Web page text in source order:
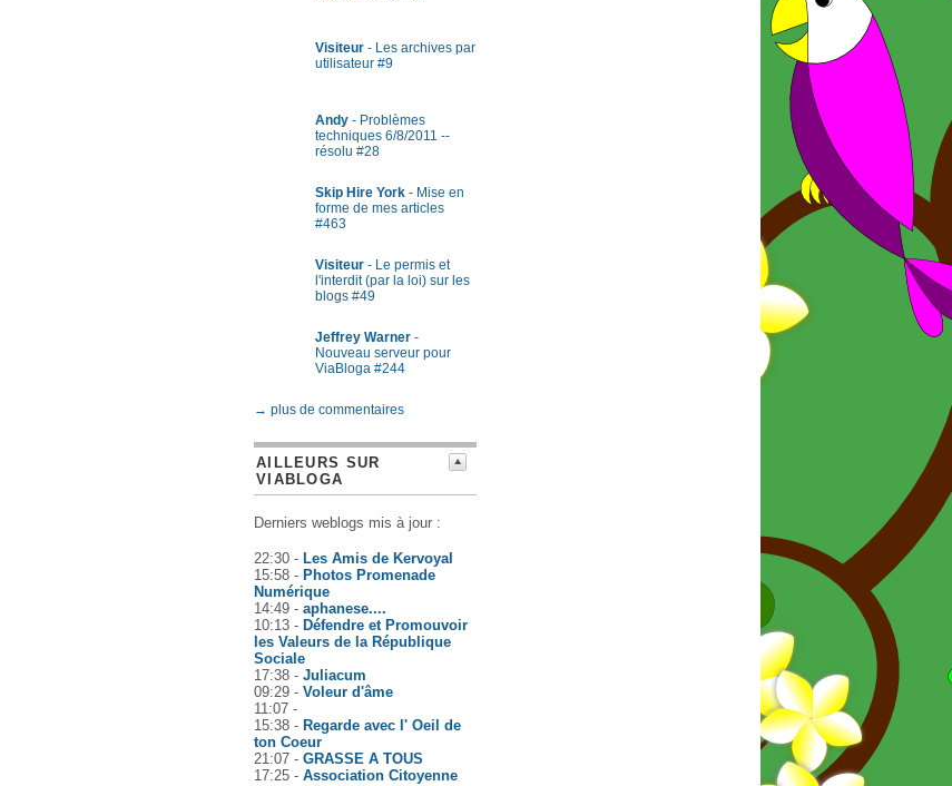
Visiteur - Les archives par
utilisateur #9
Andy - Problèmes
techniques 6/8/2011 --
résolu #28
Skip Hire York - Mise en
forme de mes articles
#463
Visiteur - Le permis et
l'interdit (par la loi) sur les
blogs #49
Jeffrey Warner -
Nouveau serveur pour
ViaBloga #244
→ plus de commentaires
AILLEURS SUR
VIABLOGA
Derniers weblogs mis à jour :
22:30 - Les Amis de Kervoyal
15:58 - Photos Promenade
Numérique
14:49 - aphanese....
10:13 - Défendre et Promouvoir
les Valeurs de la République
Sociale
17:38 - Juliacum
09:29 - Voleur d'âme
11:07 -
15:38 - Regarde avec l' Oeil de
ton Coeur
21:07 - GRASSE A TOUS
17:25 - Association Citoyenne